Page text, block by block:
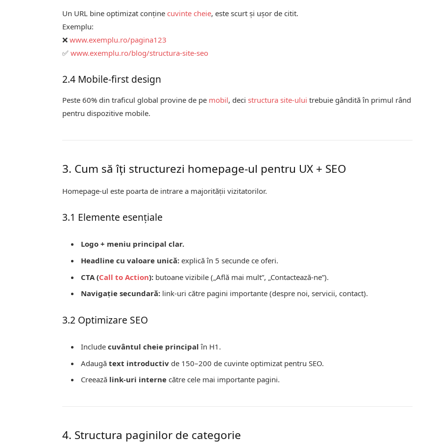
Un URL bine optimizat conţine cuvinte cheie, este scurt și ușor de citit.
Exemplu:
❌www.exemplu.ro/pagina123
✅www.exemplu.ro/blog/structura-site-seo
2.4 Mobile-first design
Peste 60% din traficul global provine de pe mobil, decistructura site-ului trebuie gândită în primul rând
pentru dispozitive mobile.
3. Cum să îţi structurezi homepage-ul pentru UX + SEO
Homepage-ul este poarta de intrare a majorităţii vizitatorilor.
3.1 Elemente esenţiale
Logo + meniu principal clar.
Headline cu valoare unică: explică în 5 secunde ce oferi.
CTA (Call to Action): butoane vizibile („Află mai mult”, „Contactează-ne”).
Navigaţie secundară: link-uri către pagini importante (despre noi, servicii, contact).
3.2 Optimizare SEO
Includecuvântul cheie principal în H1.
Adaugătext introductiv de 150–200 de cuvinte optimizat pentru SEO.
Creează link-uri interne către cele mai importante pagini.
4. Structura paginilor de categorie